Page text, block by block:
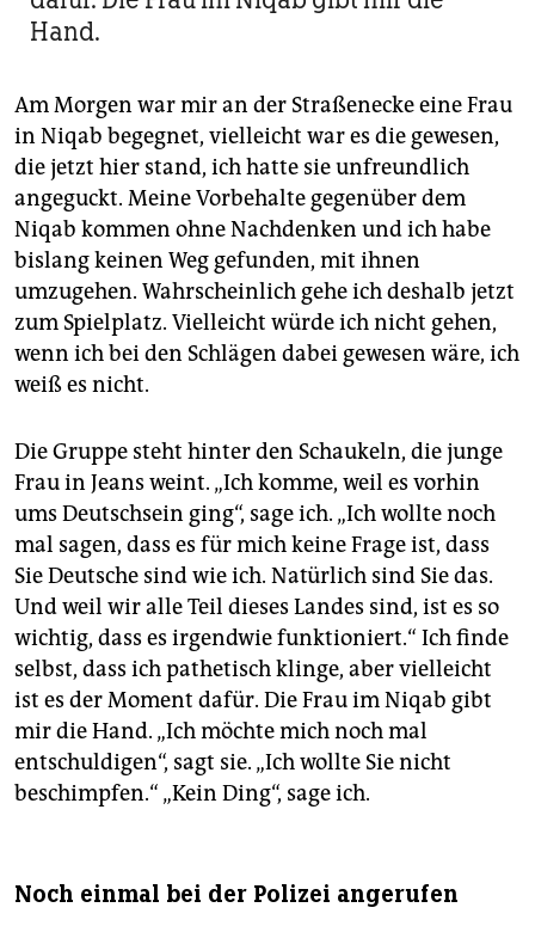
Hand.
Am Morgen war mir an der Straßenecke eine Frau
in Niqab begegnet, vielleicht war es die gewesen,
die jetzt hier stand, ich hatte sie unfreundlich
angeguckt. Meine Vorbehalte gegenüber dem
Niqab kommen ohne Nachdenken und ich habe
bislang keinen Weg gefunden, mit ihnen
umzugehen. Wahrscheinlich gehe ich deshalb jetzt
zum Spielplatz. Vielleicht würde ich nicht gehen,
wenn ich bei den Schlägen dabei gewesen wäre, ich
weiß es nicht.
Die Gruppe steht hinter den Schaukeln, die junge
Frau in Jeans weint. „Ich komme, weil es vorhin
ums Deutschsein ging“, sage ich. „Ich wollte noch
mal sagen, dass es für mich keine Frage ist, dass
Sie Deutsche sind wie ich. Natürlich sind Sie das.
Und weil wir alle Teil dieses Landes sind, ist es so
wichtig, dass es irgendwie funktioniert.“ Ich finde
selbst, dass ich pathetisch klinge, aber vielleicht
ist es der Moment dafür. Die Frau im Niqab gibt
mir die Hand. „Ich möchte mich noch mal
entschuldigen“, sagt sie. „Ich wollte Sie nicht
beschimpfen.“ „Kein Ding“, sage ich.
Noch einmal bei der Polizei angerufen